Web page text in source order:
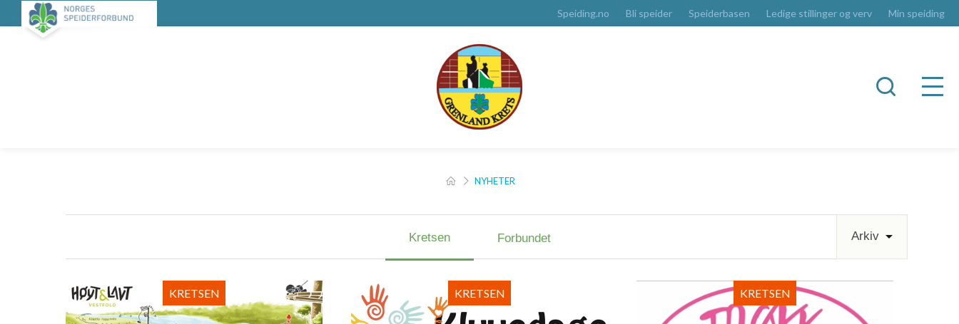
Speiding.no Bli speider Speiderbasen Ledige stillinger og verv Min speiding
NYHETER
Kretsen Forbundet
KRETSEN KRETSEN KRETSEN